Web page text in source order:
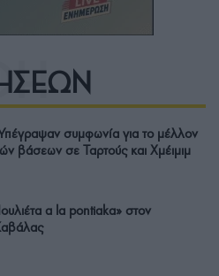
συμφωνία για το μέλλον
βάσεων σε Ταρτούς και Χμέιμιμ
a la pontiaka» στον